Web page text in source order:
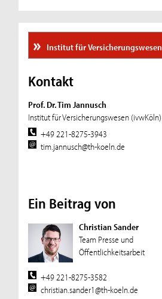
Institut für Versicherungswesen
Kontakt
Prof. Dr. Tim Jannusch
Institut für Versicherungswesen (ivwKöln)
+49 221-8275-3943
tim.jannusch@th-koeln.de
Ein Beitrag von
Christian Sander
Team Presse und
Öffentlichkeitsarbeit
+49 221-8275-3582
christian.sander1@th-koeln.de